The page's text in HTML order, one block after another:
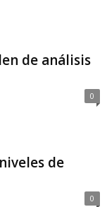
de análisis
0
de
0